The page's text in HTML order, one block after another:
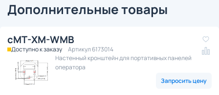
Дополнительные товары
cMT-XM-WMB
Доступно к заказу
Артикул 6173014
Настенный кронштейн для портативных панелей
оператора
Запросить цену